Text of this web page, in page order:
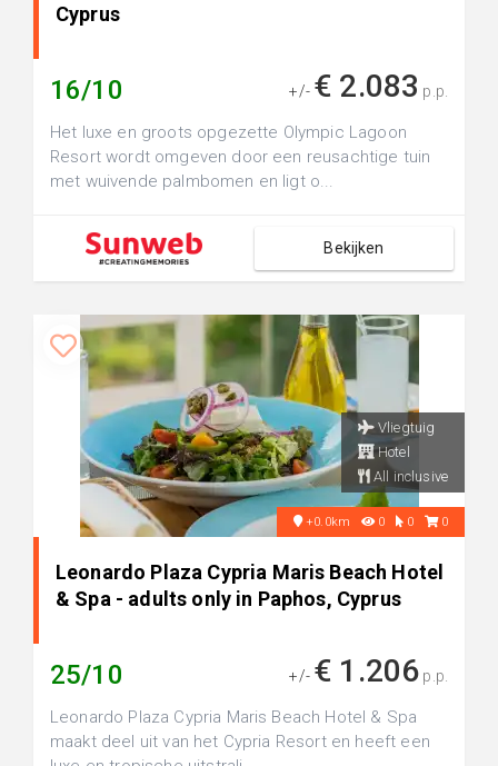
Cyprus
16/10 +/- € 2.083 p.p.
Het luxe en groots opgezette Olympic Lagoon
Resort wordt omgeven door een reusachtige tuin
met wuivende palmbomen en ligt o...
Bekijken
Vliegtuig
Hotel
All inclusive
+0.0km 0 0 0
Leonardo Plaza Cypria Maris Beach Hotel
& Spa - adults only in Paphos, Cyprus
25/10 +/- € 1.206 p.p.
Leonardo Plaza Cypria Maris Beach Hotel & Spa
maakt deel uit van het Cypria Resort en heeft een